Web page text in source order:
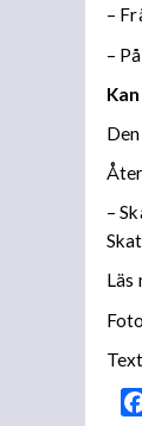
–
–
–
Läs